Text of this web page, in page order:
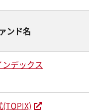
ンド名
デックス